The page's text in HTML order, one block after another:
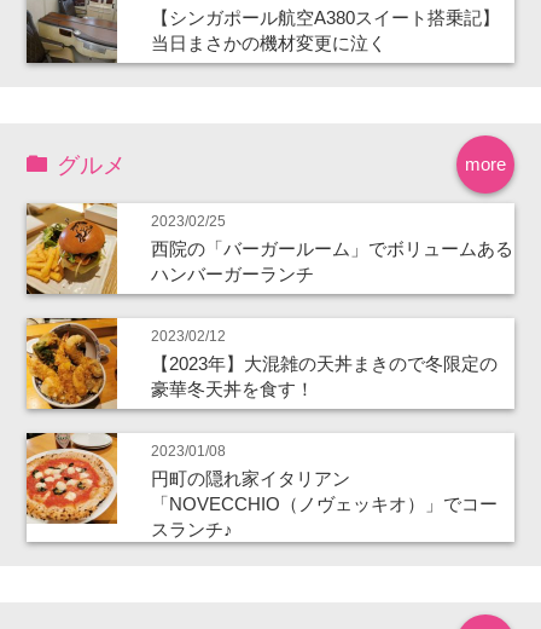
【シンガポール航空A380スイート搭乗記】
当日まさかの機材変更に泣く
more
グルメ
2023/02/25
西院の「バーガールーム」でボリュームある
ハンバーガーランチ
2023/02/12
【2023年】大混雑の天丼まきので冬限定の
豪華冬天丼を食す！
2023/01/08
円町の隠れ家イタリアン
「NOVECCHIO（ノヴェッキオ）」でコー
スランチ♪